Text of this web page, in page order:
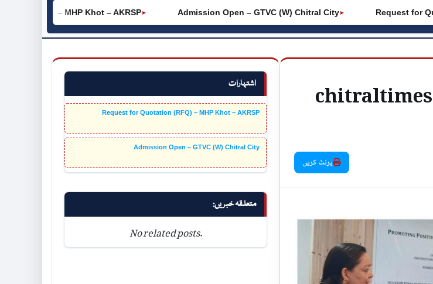
►
(RFQ) – MHP Khot – AKRSP Request for
►
Admission Open – GTVC (W) Chitral City
اشتہارات
Request for Quotation (RFQ) – MHP Khot – AKRSP
Admission Open – GTVC (W) Chitral City
متعلقہ خبریں:
No related posts.
پرنٹ کریں